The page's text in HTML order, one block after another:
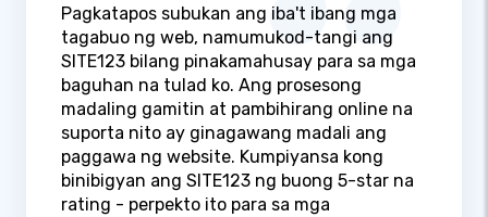
Pagkatapos subukan ang iba't ibang mga
tagabuo ng web, namumukod-tangi ang
SITE123 bilang pinakamahusay para sa mga
baguhan na tulad ko. Ang prosesong
madaling gamitin at pambihirang online na
suporta nito ay ginagawang madali ang
paggawa ng website. Kumpiyansa kong
binibigyan ang SITE123 ng buong 5-star na
rating - perpekto ito para sa mga